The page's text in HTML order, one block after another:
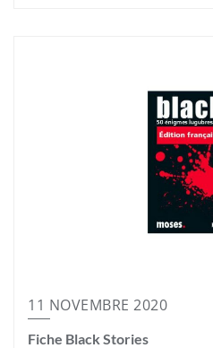
11 NOVEMBRE 2020
Fiche Black Stories